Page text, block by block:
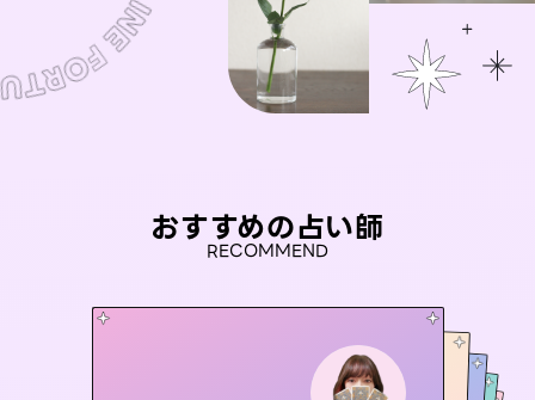
おすすめの占い師
RECOMMEND